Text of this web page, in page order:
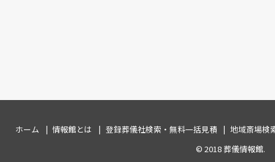
ホーム 情報館とは 登録葬儀社検索・無料一括見積
地域斎場検
© 2018葬儀情報館.